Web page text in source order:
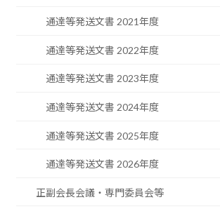
通達等発送文書 2021年度
通達等発送文書 2022年度
通達等発送文書 2023年度
通達等発送文書 2024年度
通達等発送文書 2025年度
通達等発送文書 2026年度
正副会長会議・専門委員会等